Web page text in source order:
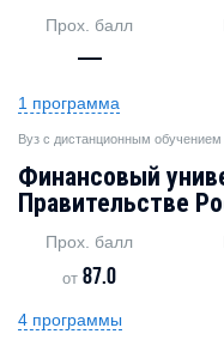
Прох. балл
—
1 программа
Вуз с дистанционным обучением
Финансовый
Правительстве
Прох. балл
от87.0
4 программы